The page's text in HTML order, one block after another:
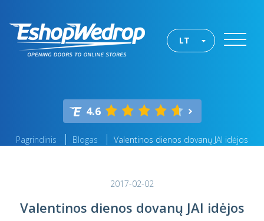
LT
4.6
Pagrindinis Blogas Valentinos dienos dovanų JAI idėjos
2017-02-02
Valentinos dienos dovanų JAI idėjos